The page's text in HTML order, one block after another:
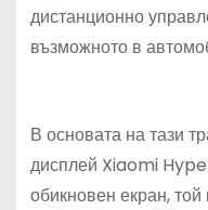
дистанционно
възможното в
В основата на тази
дисплей Xiaomi
обикновен екран,